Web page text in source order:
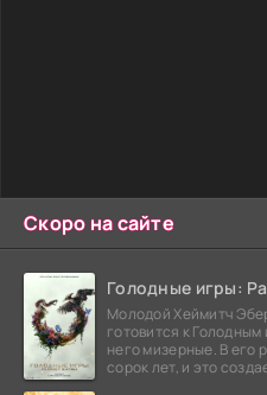
Скоро на сайте
Голодные игры:
Молодой Хеймитч
готовится к
него мизерные. В его
сорок лет, и это